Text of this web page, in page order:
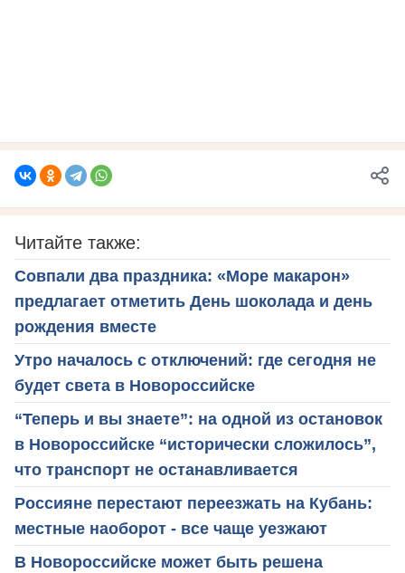
Читайте также:
Совпали два праздника: «Море макарон»
предлагает отметить День шоколада и день
рождения вместе
Утро началось с отключений: где сегодня не
будет света в Новороссийске
“Теперь и вы знаете”: на одной из остановок
в Новороссийске “исторически сложилось”,
что транспорт не останавливается
Россияне перестают переезжать на Кубань:
местные наоборот - все чаще уезжают
В Новороссийске может быть решена